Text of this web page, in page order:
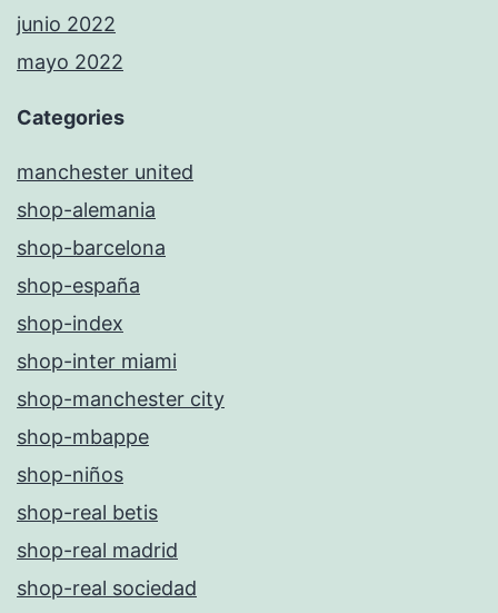
junio 2022
mayo 2022
Categories
manchester united
shop-alemania
shop-barcelona
shop-españa
shop-index
shop-inter miami
shop-manchester city
shop-mbappe
shop-niños
shop-real betis
shop-real madrid
shop-real sociedad